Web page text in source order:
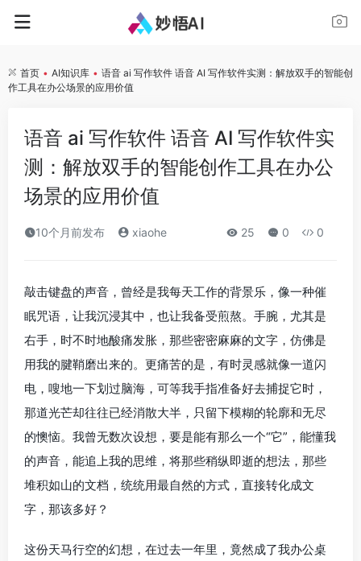
首页 • AI知识库 • 语音 ai 写作软件 语音 AI 写作软件实测：解放双手的智能创
作工具在办公场景的应用价值
语音 ai 写作软件 语音 AI 写作软件实
测：解放双手的智能创作工具在办公
场景的应用价值
10个月前发布 xiaohe 25 0 0
敲击键盘的声音，曾经是我每天工作的背景乐，像一种催
眠咒语，让我沉浸其中，也让我备受煎熬。手腕，尤其是
右手，时不时地酸痛发胀，那些密密麻麻的文字，仿佛是
用我的腱鞘磨出来的。更痛苦的是，有时灵感就像一道闪
电，嗖地一下划过脑海，可等我手指准备好去捕捉它时，
那道光芒却往往已经消散大半，只留下模糊的轮廓和无尽
的懊恼。我曾无数次设想，要是能有那么一个“它”，能懂我
的声音，能追上我的思维，将那些稍纵即逝的想法，那些
堆积如山的文档，统统用最自然的方式，直接转化成文
字，那该多好？
这份天马行空的幻想，在过去一年里，竟然成了我办公桌